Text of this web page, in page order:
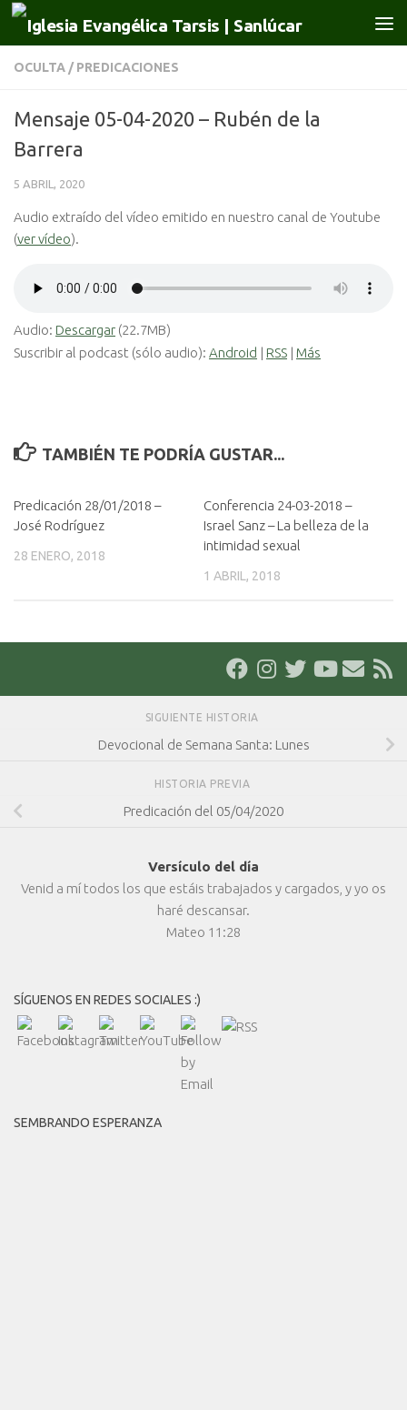
Saltar al contenido
OCULTA / PREDICACIONES
Mensaje 05-04-2020 – Rubén de la
Barrera
5 ABRIL, 2020
Audio extraído del vídeo emitido en nuestro canal de Youtube
(ver vídeo).
Audio: Descargar (22.7MB)
Suscribir al podcast (sólo audio): Android | RSS | Más
TAMBIÉN TE PODRÍA GUSTAR...
Predicación 28/01/2018 –
José Rodríguez
28 ENERO, 2018
Conferencia 24-03-2018 –
Israel Sanz – La belleza de la
intimidad sexual
1 ABRIL, 2018
SIGUIENTE HISTORIA
Devocional de Semana Santa: Lunes
HISTORIA PREVIA
Predicación del 05/04/2020
Versículo del día
Venid a mí todos los que estáis trabajados y cargados, y yo os
haré descansar.
Mateo 11:28
SÍGUENOS EN REDES SOCIALES :)
SEMBRANDO ESPERANZA